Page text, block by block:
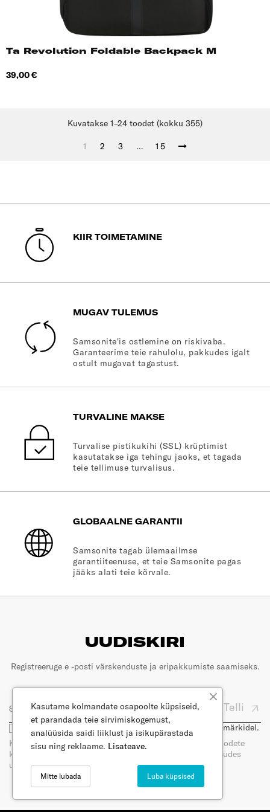
Ta Revolution Foldable Backpack M
Hind
39,00 €
Kuvatakse 1–24 toodet (kokku 355)
1 2 3 … 15
KIIR TOIMETAMINE
MUGAV TULEMUS
Samsonite'is ostlemine on riskivaba.
Garanteerime teie rahulolu, pakkudes igalt
ostult mugavat tagastust.
TURVALINE MAKSE
Turvalise pistikukihi (SSL) krüptimist
kasutatakse iga tehingu jaoks, et tagada
teie tellimuse turvalisus.
GLOBAALNE GARANTII
Samsonite tagab ülemaailmse
garantiiteenuse, et teie Samsonite pagas
jääks alati teie kõrvale.
UUDISKIRI
Registreeruge e -posti värskenduste ja eripakkumiste saamiseks.
Telli
Olen nõus, et minu e-posti kasutatakse turunduseesmärkidel.
Kui tellite meie uudiskirja, saate e-posti teel uudiseid toodete
kohta. Saate oma nõusoleku igal ajal tagasi võtta, loobudes
uudiskirja tellimisest. Lugege meie privaatsuspoliitikat.
Kasutame kolmandate osapoolte küpsiseid,
et parandada teie sirvimiskogemust,
analüüsida saidi liiklust ja isikupärastada
sisu ning reklaame. Lisateave.
Luba küpsised
Mitte lubada